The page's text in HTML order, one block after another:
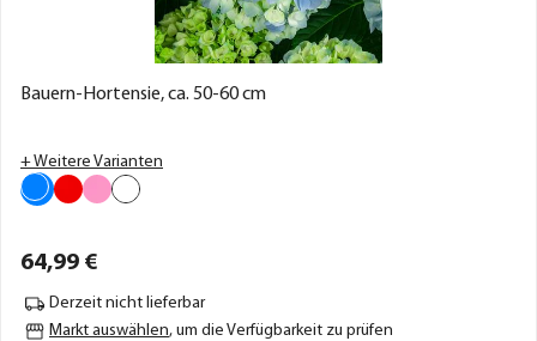
Bauern-Hortensie, ca. 50-60 cm
+ Weitere Varianten
64,99 €
Derzeit nicht lieferbar
Markt auswählen, um die Verfügbarkeit zu prüfen